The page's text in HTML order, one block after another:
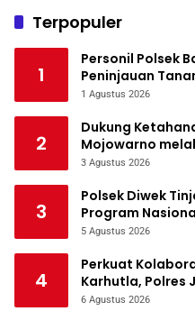
Terpopuler
1
Personil Polsek
Peninjauan
Ketahanan
1 Agustus 2026
2
Dukung
Mojowarno
Tanaman Jagung
3 Agustus 2026
3
Polsek Diwek
Program
5 Agustus 2026
4
Perkuat
Karhutla, Polres
Bencana
6 Agustus 2026